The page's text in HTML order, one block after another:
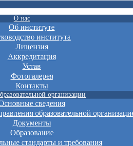
О нас
Об институте
института
Лицензия
Аккредитация
Устав
Фотогалерея
Контакты
организации
сведения
образовательной
Документы
Образование
стандарты и требования